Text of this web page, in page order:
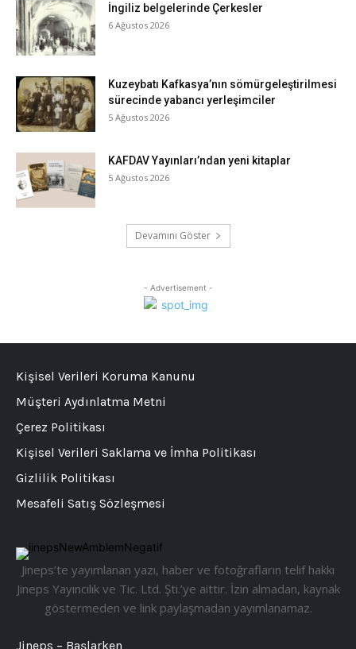
İngiliz belgelerinde Çerkesler
6 Ağustos 2026
Kuzeybatı Kafkasya’nın sömürgeleştirilmesi
sürecinde yabancı yerleşimciler
5 Ağustos 2026
KAFDAV Yayınları’ndan yeni kitaplar
5 Ağustos 2026
Devamını Göster
- Advertisement -
Jineps’te yayımlanan yazı, haber ve fotoğrafların telif hakkı
Jineps Yayıncılık ve Tic. Ltd. Şti.’ye aittir. İzin almadan, kaynak
göstermeden ve link paylaşmadan yayımlanamaz.
Jineps – Başlarken
Kişisel Verileri Koruma Kanunu
Müşteri Aydınlatma Metni
Çerez Politikası
Kişisel Verileri Saklama ve İmha Politikası
Gizlilik Politikası
Mesafeli Satış Sözleşmesi